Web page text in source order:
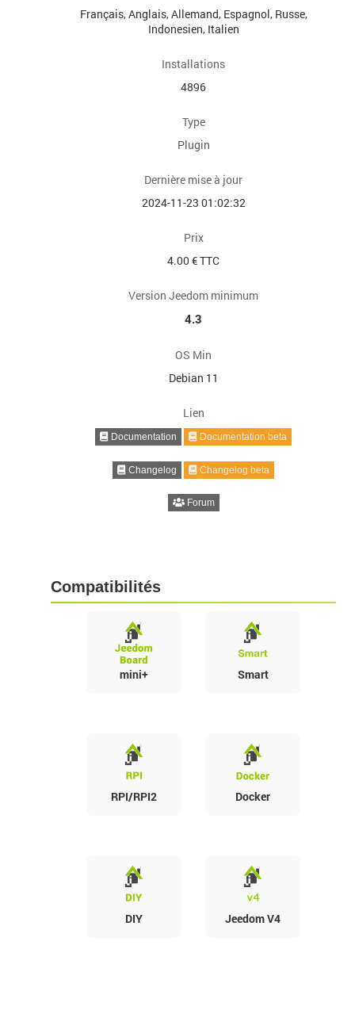
Français, Anglais, Allemand, Espagnol, Russe,
Indonesien, Italien
Installations
4896
Type
Plugin
Dernière mise à jour
2024-11-23 01:02:32
Prix
4.00 € TTC
Version Jeedom minimum
4.3
OS Min
Debian 11
Lien
Documentation Documentation beta
Changelog Changelog beta
Forum
Compatibilités
mini+ Smart
RPI/RPI2 Docker
DIY Jeedom V4